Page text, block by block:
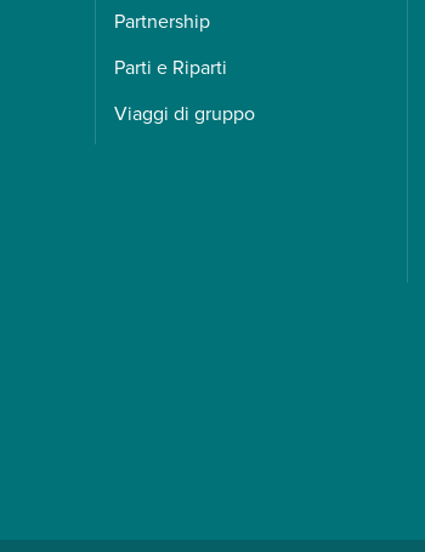
Partnership
Parti e Riparti
Viaggi di gruppo